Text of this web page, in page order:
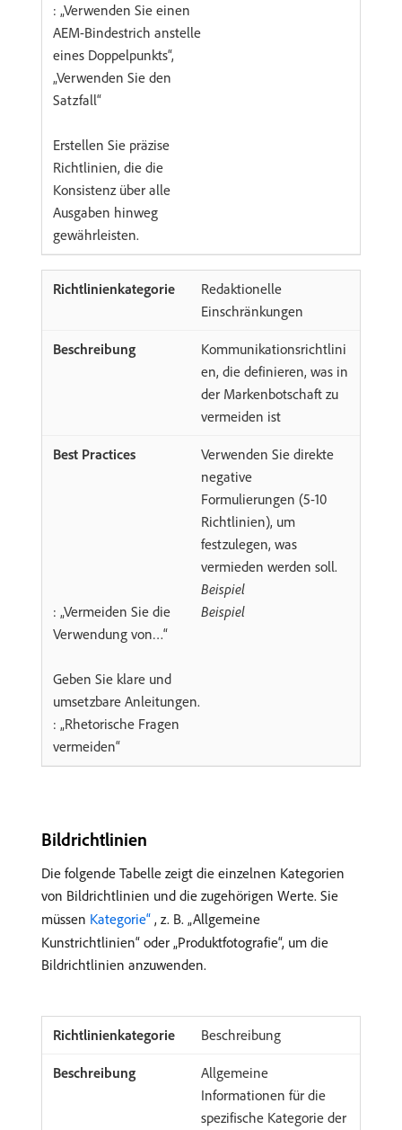
: „Verwenden Sie einen
AEM-Bindestrich anstelle
eines Doppelpunkts“,
„Verwenden Sie den
Satzfall“
Erstellen Sie präzise
Richtlinien, die die
Konsistenz über alle
Ausgaben hinweg
gewährleisten.
Redaktionelle
Einschränkungen
Kommunikationsrichtlini
en, die definieren, was in
der Markenbotschaft zu
vermeiden ist
Verwenden Sie direkte
negative
Formulierungen (5-10
Richtlinien), um
festzulegen, was
vermieden werden soll.
Beispiel
: „Vermeiden Sie die
Verwendung von…“
Geben Sie klare und
umsetzbare Anleitungen.
Beispiel
: „Rhetorische Fragen
vermeiden“
Bildrichtlinien
Die folgende Tabelle zeigt die einzelnen Kategorien
von Bildrichtlinien und die zugehörigen Werte. Sie
müssen Kategorie“ ​ , z. B. „Allgemeine
Kunstrichtlinien“ oder „Produktfotografie“, um die
Bildrichtlinien anzuwenden.
Beschreibung
Allgemeine
Informationen für die
spezifische Kategorie der